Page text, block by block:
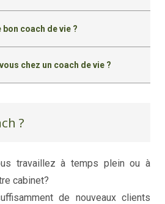
coach de vie ?
chez un coach de vie ?
?
travaillez à temps plein ou à
cabinet?
de nouveaux clients